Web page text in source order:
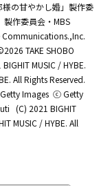
の甘やかし婚」製作委
製作委員会・MBS
Communications.,Inc.
TAKE SHOBO
MUSIC / HYBE.
All Rights Reserved.
Images ⓒ Getty
(C) 2021 BIGHIT
MUSIC / HYBE. All